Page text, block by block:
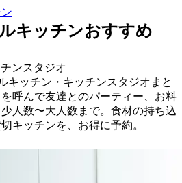
キッチンおすすめ
ンスタジオ
キッチン・キッチンスタジオまと
呼んで友達とのパーティー、お料
人数〜大人数まで。食材の持ち込
キッチンを、お得に予約。